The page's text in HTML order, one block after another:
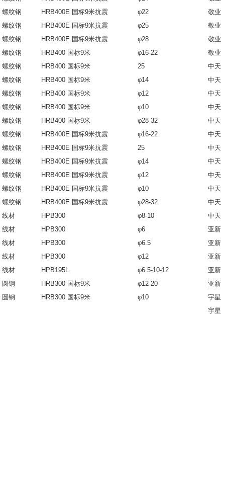
螺纹钢
HRB400E 国标9米抗震 φ22
敬业
螺纹钢
HRB400E 国标9米抗震 φ25
敬业
螺纹钢
HRB400E 国标9米抗震 φ28
敬业
螺纹钢
HRB400 国标9米 φ16-22
敬业
螺纹钢
HRB400 国标9米 25
中天
螺纹钢
HRB400 国标9米 φ14
中天
螺纹钢
HRB400 国标9米 φ12
中天
螺纹钢
HRB400 国标9米 φ10
中天
螺纹钢
HRB400 国标9米 φ28-32
中天
螺纹钢
HRB400E 国标9米抗震 φ16-22
中天
螺纹钢
HRB400E 国标9米抗震 25
中天
螺纹钢
HRB400E 国标9米抗震 φ14
中天
螺纹钢
HRB400E 国标9米抗震 φ12
中天
螺纹钢
HRB400E 国标9米抗震 φ10
中天
螺纹钢
HRB400E 国标9米抗震 φ28-32
中天
线材
HPB300 φ8-10
中天
线材
HPB300 φ6
亚新
线材
HPB300 φ6.5
亚新
线材
HPB300 φ12
亚新
线材
HPB195L φ6.5-10-12
亚新
圆钢
HRB300 国标9米 φ12-20
亚新
圆钢
HRB300 国标9米 φ10
宇星
宇星